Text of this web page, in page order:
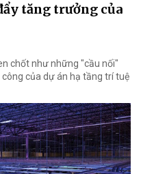
tăng trưởng của
chốt như những "cầu nối"
của dự án hạ tầng trí tuệ